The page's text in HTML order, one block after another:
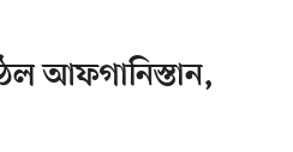
আফগানিস্তান,